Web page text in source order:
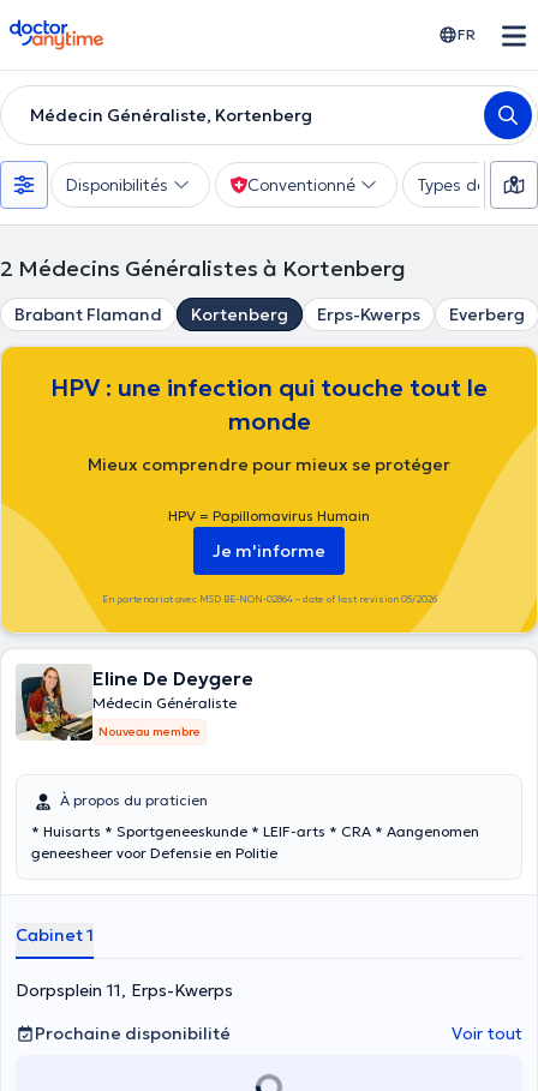
doctoranytime FR
Médecin Généraliste, Kortenberg
Disponibilités Conventionné Types de
2 Médecins Généralistes à Kortenberg
Brabant Flamand Kortenberg Erps-Kwerps Everberg
HPV : une infection qui touche tout le
monde
Mieux comprendre pour mieux se protéger
HPV = Papillomavirus Humain
Je m'informe
En partenariat avec MSD BE-NON-02864 – date of last revision 05/2026
Eline De Deygere
Médecin Généraliste
Nouveau membre
À propos du praticien
* Huisarts * Sportgeneeskunde * LEIF-arts * CRA * Aangenomen
geneesheer voor Defensie en Politie
Cabinet 1
Dorpsplein 11, Erps-Kwerps
Prochaine disponibilité
Voir tout